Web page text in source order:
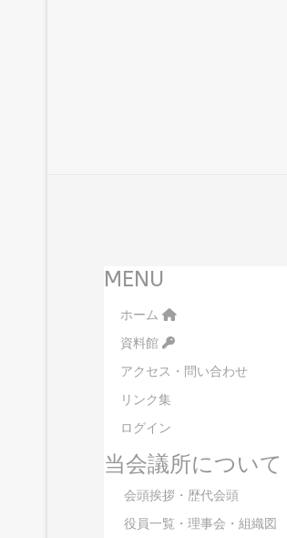
MENU
ホーム
資料館
アクセス・問い合わせ
リンク集
ログイン
当会議所について
会頭挨拶・歴代会頭
役員一覧・理事会・組織図